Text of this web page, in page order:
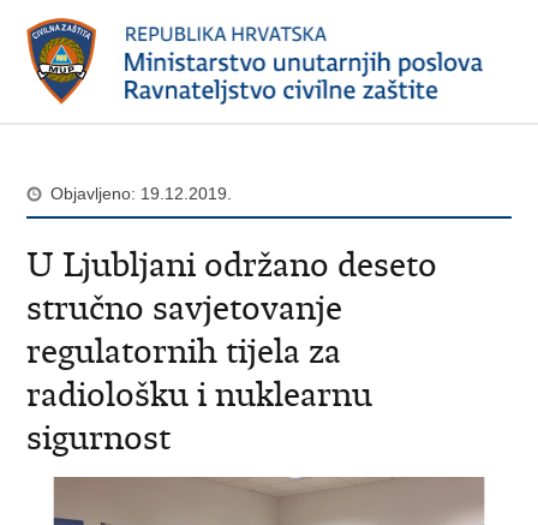
Objavljeno: 19.12.2019.
U Ljubljani održano deseto
stručno savjetovanje
regulatornih tijela za
radiološku i nuklearnu
sigurnost